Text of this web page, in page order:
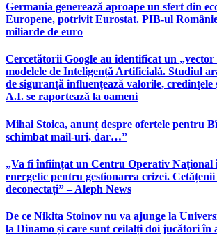
Germania generează aproape un sfert din
Europene, potrivit Eurostat. PIB-ul
miliarde de euro
Cercetătorii Google au identificat un
modelele de Inteligență Artificială. Studiul
de siguranță influențează valorile, credințele
A.I. se raportează la oameni
Mihai Stoica, anunț despre ofertele pentru
schimbat mail-uri, dar…”
„Va fi înființat un Centru Operativ Național
energetic pentru gestionarea crizei.
deconectați” – Aleph News
De ce Nikita Stoinov nu va ajunge la
la Dinamo și care sunt ceilalți doi jucători în